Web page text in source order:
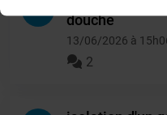
douche
13/06/2026 à
2